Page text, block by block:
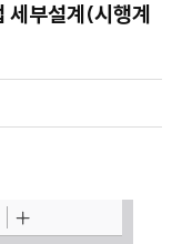
세부설계(시행계